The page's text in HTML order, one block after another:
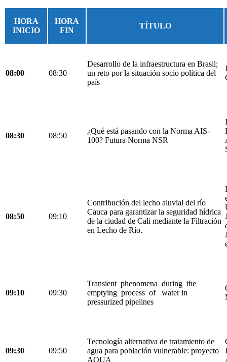
HORA
INICIO
HORA
FIN
TÍTULO
08:00 08:30
Desarrollo de la infraestructura en Brasil;
un reto por la situación socio política del
país
08:30 08:50
¿Qué está pasando con la Norma AIS-
100? Futura Norma NSR
08:50 09:10
Contribución del lecho aluvial del río
Cauca para garantizar la seguridad hídrica
de la ciudad de Cali mediante la Filtración
en Lecho de Río.
09:10 09:30
Transient phenomena during the
emptying process of water in
pressurized pipelines
09:30 09:50
Tecnología alternativa de tratamiento de
agua para población vulnerable: proyecto
AQUA